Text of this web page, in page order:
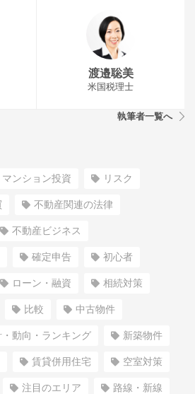
渡邉聡美
米国税理士
執筆者一覧へ
マンション投資 リスク
不動産関連の法律
不動産ビジネス
確定申告 初心者
ローン・融資 相続対策
比較 中古物件
・動向・ランキング 新築物件
賃貸併用住宅 空室対策
注目のエリア 路線・新線